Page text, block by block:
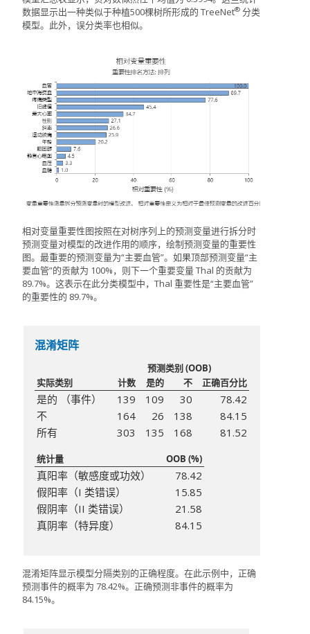
数据显示出一种类似于种植500棵树所形成的 TreeNet® 分类
模型。此外，误分类率也相似。
相对变量重要性图按照在对树序列上的预测变量进行拆分时
预测变量对模型的改进作用的顺序，绘制预测变量的重要性
图。最重要的预测变量为“主要血管”。如果顶部预测变量“主
要血管”的贡献为 100%，则下一个重要变量 Thal 的贡献为
89.7%。这表示在此分类模型中，Thal 重要性是“主要血管”
的重要性的 89.7%。
混淆矩阵
预测类别 (OOB)
实际类别
计数 是的 不 正确百分比
是的 （事件） 139 109 30
78.42
不
164 26 138
84.15
所有
303 135 168 81.52
统计量 OOB (%)
真阳率（敏感度或功效）
78.42
假阳率（I 类错误）
15.85
假阴率（II 类错误）
21.58
真阴率（特异度）
84.15
混淆矩阵显示模型分隔类别的正确程度。在此示例中，正确
预测事件的概率为 78.42%。正确预测非事件的概率为
84.15%。